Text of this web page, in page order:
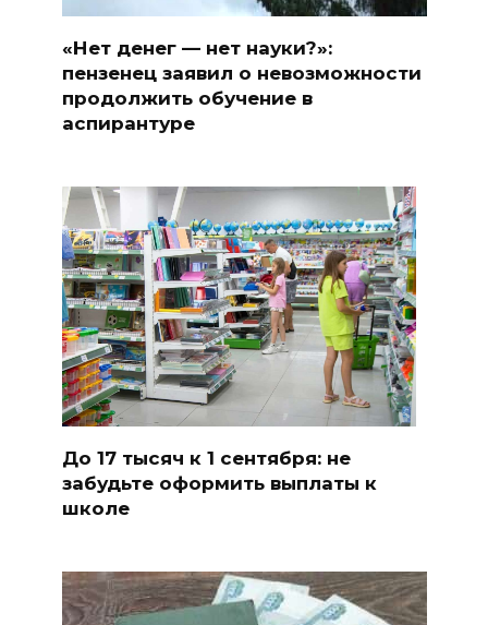
«Нет денег — нет науки?»:
пензенец заявил о невозможности
продолжить обучение в
аспирантуре
До 17 тысяч к 1 сентября: не
забудьте оформить выплаты к
школе